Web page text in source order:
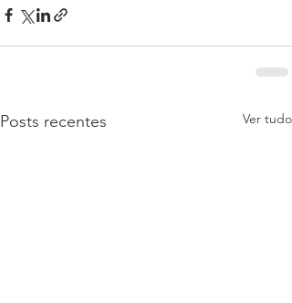
Posts recentes Ver tudo